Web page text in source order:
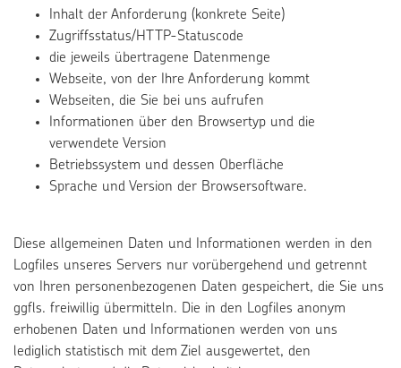
Inhalt der Anforderung (konkrete Seite)
Zugriffsstatus/HTTP-Statuscode
die jeweils übertragene Datenmenge
Webseite, von der Ihre Anforderung kommt
Webseiten, die Sie bei uns aufrufen
Informationen über den Browsertyp und die
verwendete Version
Betriebssystem und dessen Oberfläche
Sprache und Version der Browsersoftware.
Diese allgemeinen Daten und Informationen werden in den
Logfiles unseres Servers nur vorübergehend und getrennt
von Ihren personenbezogenen Daten gespeichert, die Sie uns
ggfls. freiwillig übermitteln. Die in den Logfiles anonym
erhobenen Daten und Informationen werden von uns
lediglich statistisch mit dem Ziel ausgewertet, den